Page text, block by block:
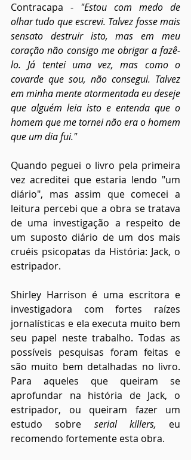
Contracapa - "Estou com medo de
olhar tudo que escrevi. Talvez fosse mais
sensato destruir isto, mas em meu
coração não consigo me obrigar a fazê-
lo. Já tentei uma vez, mas como o
covarde que sou, não consegui. Talvez
em minha mente atormentada eu deseje
que alguém leia isto e entenda que o
homem que me tornei não era o homem
que um dia fui."
Quando peguei o livro pela primeira
vez acreditei que estaria lendo "um
diário", mas assim que comecei a
leitura percebi que a obra se tratava
de uma investigação a respeito de
um suposto diário de um dos mais
cruéis psicopatas da História: Jack, o
estripador.
Shirley Harrison é uma escritora e
investigadora com fortes raízes
jornalísticas e ela executa muito bem
seu papel neste trabalho. Todas as
possíveis pesquisas foram feitas e
são muito bem detalhadas no livro.
Para aqueles que queiram se
aprofundar na história de Jack, o
estripador, ou queiram fazer um
estudo sobre serial killers, eu
recomendo fortemente esta obra.